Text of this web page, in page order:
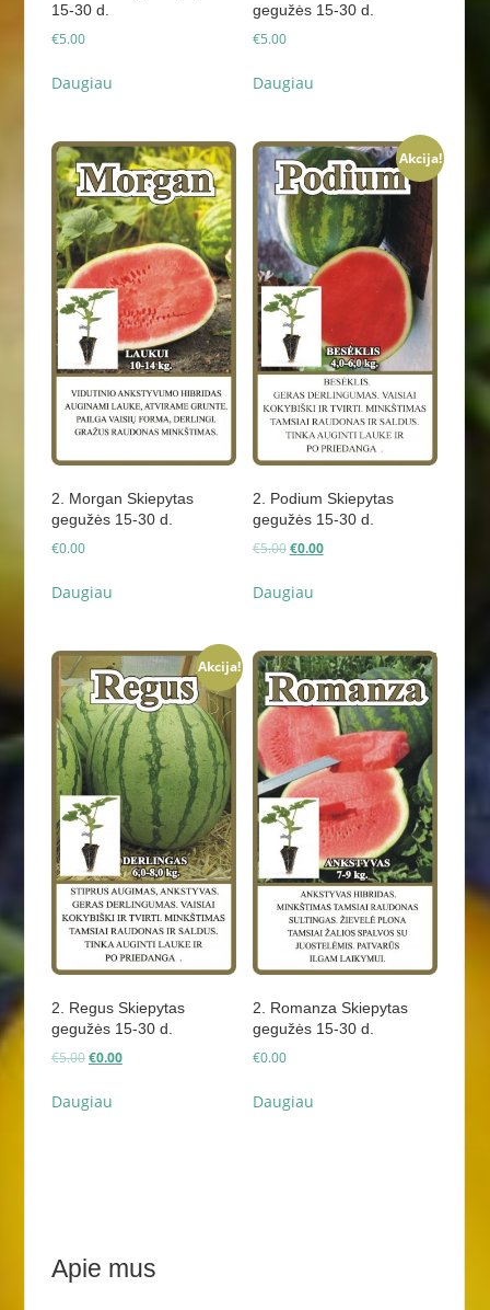
15-30 d.
€5.00
Daugiau
gegužės 15-30 d.
€5.00
Daugiau
2. Morgan Skiepytas
gegužės 15-30 d.
€0.00
Daugiau
Akcija!
2. Podium Skiepytas
gegužės 15-30 d.
€5.00 Original
was:
€0.00Current
Daugiau
Akcija!
2. Regus Skiepytas
gegužės 15-30 d.
€5.00Original
was:
€0.00Current
Daugiau
2. Romanza Skiepytas
gegužės 15-30 d.
€0.00
Daugiau
Apie mus